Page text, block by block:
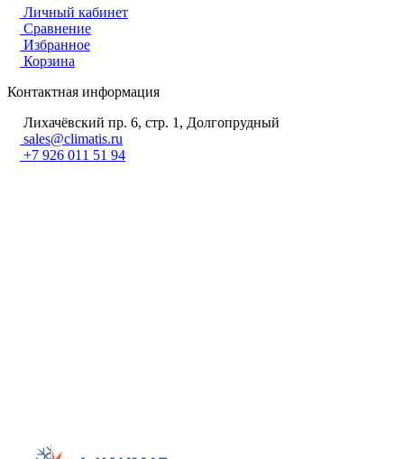
Личный кабинет
Сравнение
Избранное
Корзина
Контактная информация
Лихачёвский пр. 6, стр. 1, Долгопрудный
sales@climatis.ru
+7 926 011 51 94